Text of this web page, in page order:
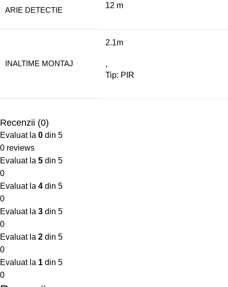
ARIE DETECTIE
12 m
INALTIME MONTAJ
2.1m
,
Tip: PIR
Recenzii (0)
Evaluat la 0 din 5
0 reviews
Evaluat la 5 din 5
0
Evaluat la 4 din 5
0
Evaluat la 3 din 5
0
Evaluat la 2 din 5
0
Evaluat la 1 din 5
0